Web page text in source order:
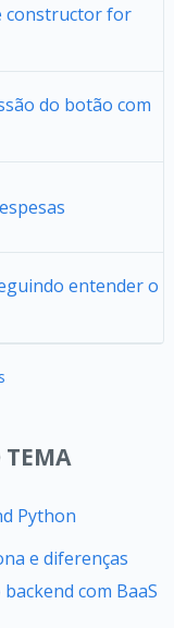
constructor for
do botão com
entender o
TEMA
Python
e diferenças
com BaaS